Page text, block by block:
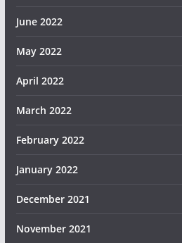
June 2022
May 2022
April 2022
March 2022
February 2022
January 2022
December 2021
November 2021